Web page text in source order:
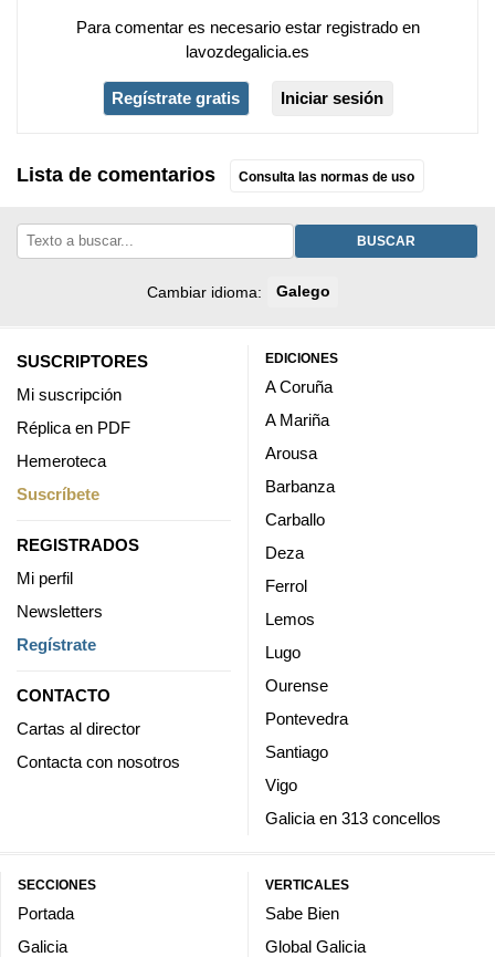
Para comentar es necesario estar registradoen
lavozdegalicia.es
Regístrate gratis Iniciar sesión
Lista de comentarios Consulta las normas de uso
BUSCAR
Cambiar idioma: Galego
SUSCRIPTORES
Mi suscripción
Réplica en PDF
Hemeroteca
Suscríbete
REGISTRADOS
Mi perfil
Newsletters
Regístrate
CONTACTO
Cartas al director
Contacta con nosotros
EDICIONES
A Coruña
A Mariña
Arousa
Barbanza
Carballo
Deza
Ferrol
Lemos
Lugo
Ourense
Pontevedra
Santiago
Vigo
Galicia en 313 concellos
SECCIONES
Portada
Galicia
VERTICALES
Sabe Bien
Global Galicia